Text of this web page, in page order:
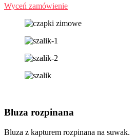
Wyceń zamówienie
Bluza rozpinana
Bluza z kapturem rozpinana na suwak.